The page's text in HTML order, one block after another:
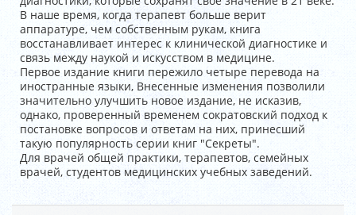
В наше время, когда терапевт больше верит
аппаратуре, чем собственным рукам, книга
восстанавливает интерес к клинической диагностике и
связь между наукой и искусством в медицине.
Первое издание книги пережило четыре перевода на
иностранные языки, Внесенные изменения позволили
значительно улучшить новое издание, не исказив,
однако, проверенный временем сократовский подход к
постановке вопросов и ответам на них, принесший
такую популярность серии книг "Секреты".
Для врачей общей практики, терапевтов, семейных
врачей, студентов медицинских учебных заведений.